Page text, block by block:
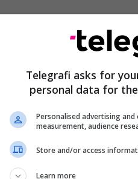
këtë Ministri edhe pse
staf menaxherësh jo
Telegrafi asks for
personal data for
Personalised advertising
measurement, audience
Store and/or access
Learn more